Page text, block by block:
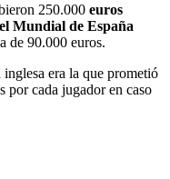
250.000 euros
Mundial de España
de 90.000 euros.
era la que prometió
por cada jugador en caso